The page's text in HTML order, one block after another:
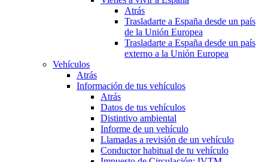
Atrás
Trasladarte a España desde un país
de la Unión Europea
Trasladarte a España desde un país
externo a la Unión Europea
Vehículos
Atrás
Información de tus vehículos
Atrás
Datos de tus vehículos
Distintivo ambiental
Informe de un vehículo
Llamadas a revisión de un vehículo
Conductor habitual de tu vehículo